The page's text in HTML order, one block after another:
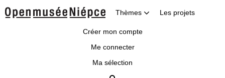
Thèmes Les projets
Créer mon compte
Me connecter
Ma sélection